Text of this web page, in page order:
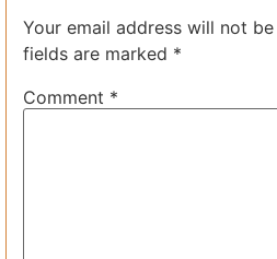
Your email address will not
fields are marked *
Comment *